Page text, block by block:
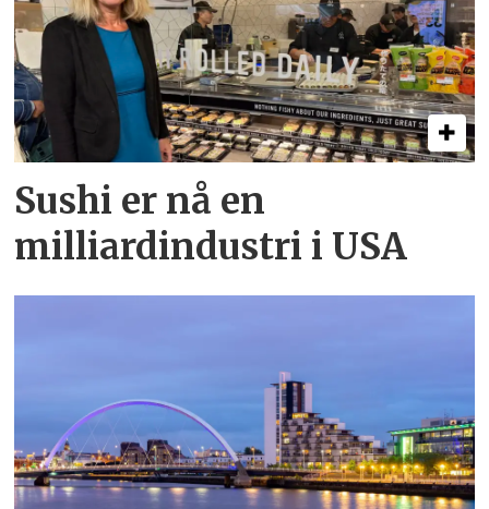
Sushi er nå en
milliardindustri i USA